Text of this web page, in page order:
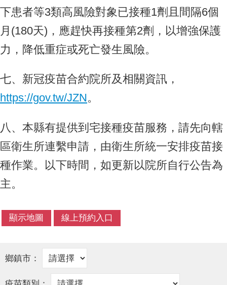
下患者等3類高風險對象已接種1劑且間隔6個
月(180天)，應趕快再接種第2劑，以增強保護
力，降低重症或死亡發生風險。
七、新冠疫苗合約院所及相關資訊，
https://gov.tw/JZN。
八、本縣有提供到宅接種疫苗服務，請先向轄
區衛生所連繫申請，由衛生所統一安排疫苗接
種作業。以下時間，如更新以院所自行公告為
主。